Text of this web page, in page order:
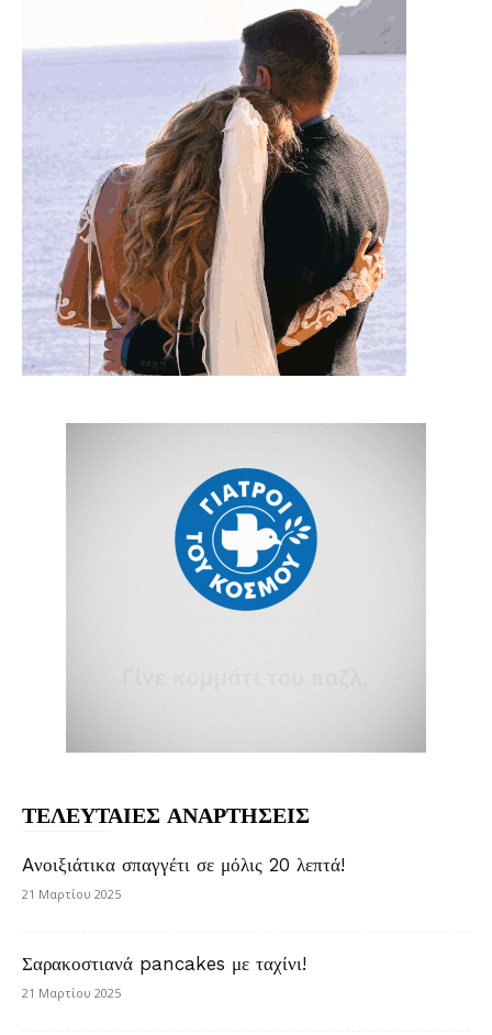
ΤΕΛΕΥΤΑΙΕΣ ΑΝΑΡΤΗΣΕΙΣ
Aνοιξιάτικα σπαγγέτι σε μόλις 20 λεπτά!
21 Μαρτίου 2025
Σαρακοστιανά pancakes με ταχίνι!
21 Μαρτίου 2025